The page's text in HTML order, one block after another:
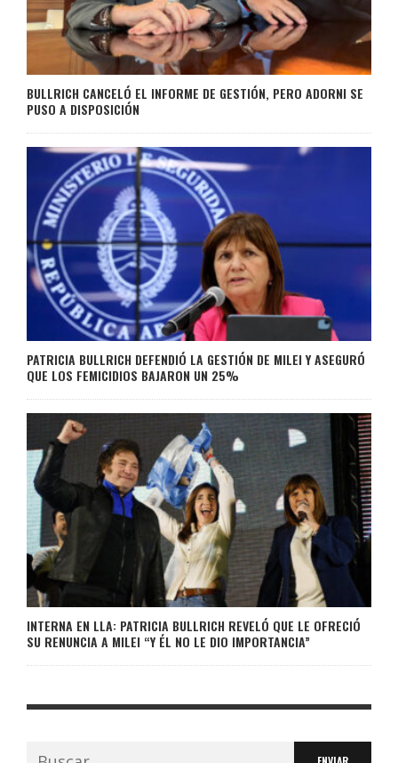
BULLRICH CANCELÓ EL INFORME DE GESTIÓN, PERO ADORNI SE
PUSO A DISPOSICIÓN
PATRICIA BULLRICH DEFENDIÓ LA GESTIÓN DE MILEI Y ASEGURÓ
QUE LOS FEMICIDIOS BAJARON UN 25%
INTERNA EN LLA: PATRICIA BULLRICH REVELÓ QUE LE OFRECIÓ
SU RENUNCIA A MILEI “Y ÉL NO LE DIO IMPORTANCIA”
Buscar: